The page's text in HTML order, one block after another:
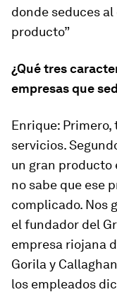
donde seduces
producto”
¿Qué tres
empresas que
Enrique: Primero,
servicios.
un gran producto
no sabe que ese
complicado. Nos
el fundador del
empresa riojana
Gorila y
los empleados